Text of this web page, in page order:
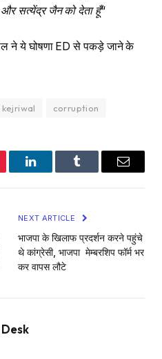
और सत्येंद्र जैन को देता हूँ“
ने ये घोषणा ED से पकड़े जाने के
corruption
LinkedInTumblr Email
NEXT ARTICLE
भाजपा के खिलाफ प्रदर्शन करने पहुंचे
थे कांग्रेसी, भाजपा मेम्बरशिप फॉर्म भर
कर वापस लौटे